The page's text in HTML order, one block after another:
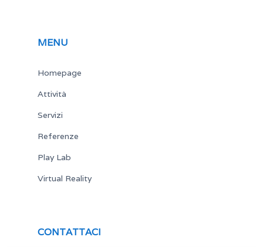
MENU
Homepage
Attività
Servizi
Referenze
Play Lab
Virtual Reality
CONTATTACI